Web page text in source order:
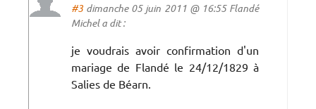
#3 dimanche 05 juin 2011 @ 16:55 Flandé
Michel a dit :
je voudrais avoir confirmation d'un
mariage de Flandé le 24/12/1829 à
Salies de Béarn.